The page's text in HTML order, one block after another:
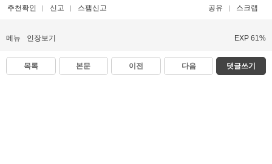
추천확인 신고 스팸신고 공유 스크랩
메뉴 인장보기 EXP 61%
목록 본문 이전 다음 댓글쓰기